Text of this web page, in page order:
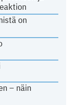
on
– näin